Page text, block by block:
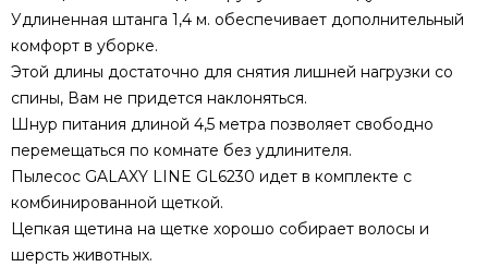
Удлиненная штанга 1,4 м. обеспечивает дополнительный
комфорт в уборке.
Этой длины достаточно для снятия лишней нагрузки со
спины, Вам не придется наклоняться.
Шнур питания длиной 4,5 метра позволяет свободно
перемещаться по комнате без удлинителя.
Пылесос GALAXY LINE GL6230 идет в комплекте с
комбинированной щеткой.
Цепкая щетина на щетке хорошо собирает волосы и
шерсть животных.